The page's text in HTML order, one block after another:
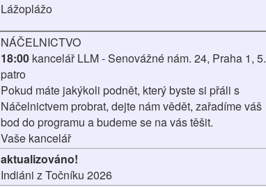
Lážoplážo
NÁČELNICTVO
18:00 kancelář LLM - Senovážné nám. 24, Praha 1, 5.
patro
Pokud máte jakýkoli podnět, který byste si přáli s
Náčelnictvem probrat, dejte nám vědět, zařadíme váš
bod do programu a budeme se na vás těšit.
Vaše kancelář
aktualizováno!
Indiáni z Točníku 2026